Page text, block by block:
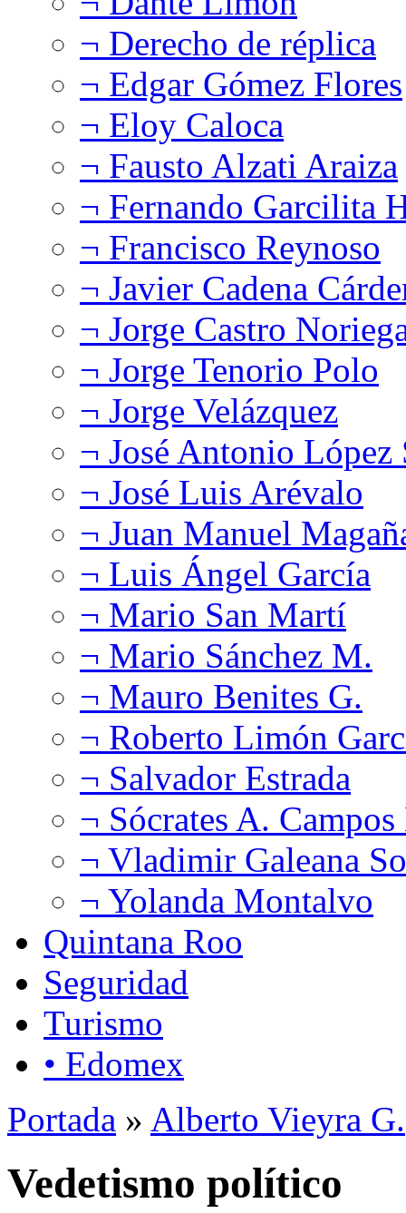
¬ Derecho de réplica
¬ Edgar Gómez Flores
¬ Eloy Caloca
¬ Fausto Alzati Araiza
¬ Fernando Garcilita
¬ Francisco Reynoso
¬ Javier Cadena
¬ Jorge Castro
¬ Jorge Tenorio Polo
¬ Jorge Velázquez
¬ José Antonio López
¬ José Luis Arévalo
¬ Juan Manuel
¬ Luis Ángel García
¬ Mario San Martí
¬ Mario Sánchez M.
¬ Mauro Benites G.
¬ Roberto Limón
¬ Salvador Estrada
¬ Sócrates A.
¬ Vladimir Galeana
¬ Yolanda Montalvo
Quintana Roo
Seguridad
Turismo
• Edomex
Portada » Alberto Vieyra G.
Vedetismo político